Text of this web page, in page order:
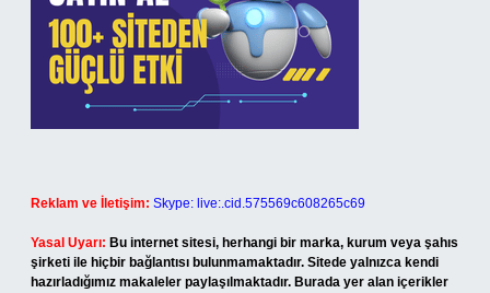
Reklam ve İletişim: Skype: live:.cid.575569c608265c69
Yasal Uyarı: Bu internet sitesi, herhangi bir marka, kurum veya şahıs
şirketi ile hiçbir bağlantısı bulunmamaktadır. Sitede yalnızca kendi
hazırladığımız makaleler paylaşılmaktadır. Burada yer alan içerikler